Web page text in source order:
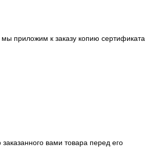
приложим к заказу копию сертификата
вами товара перед его